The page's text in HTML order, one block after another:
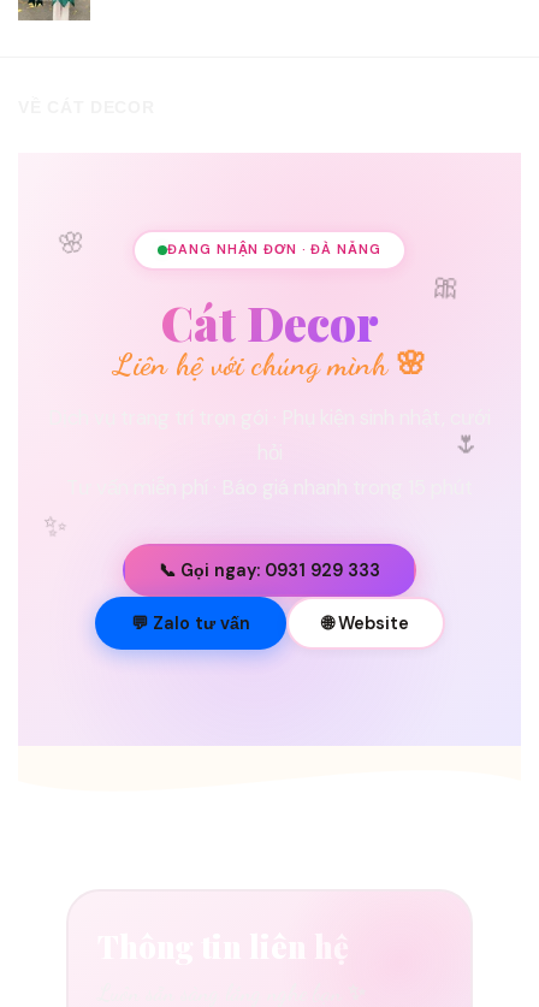
🌸
🎀
✨
🌷
💐
ĐANG NHẬN ĐƠN · ĐÀ NẴNG
Cát Decor
Liên hệ với chúng mình 🌸
📞 Gọi ngay: 0931 929 333
💬 Zalo tư vấn 🌐 Website
Thông tin liên hệ